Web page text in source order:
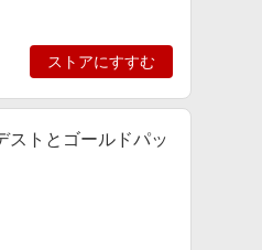
ストアにすすむ
ストとゴールドパッ